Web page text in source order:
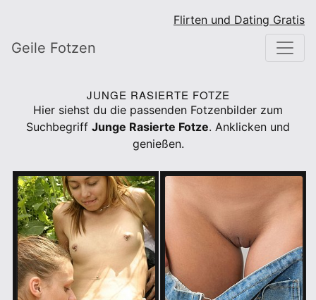
Geile Fotzen
Flirten und Dating Gratis
JUNGE RASIERTE FOTZE
Hier siehst du die passenden Fotzenbilder zum
Suchbegriff Junge Rasierte Fotze. Anklicken und
genießen.